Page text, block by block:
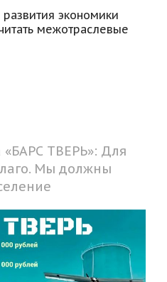
экономики
межотраслевые
ТВЕРЬ»: Для
Мы должны